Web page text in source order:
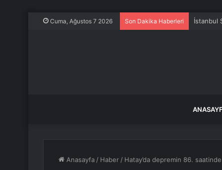
Cuma, Ağustos 7 2026 Son Dakika Haberleri İstanbul
Anasayfa / Haber / Hatay’da depremin 86.